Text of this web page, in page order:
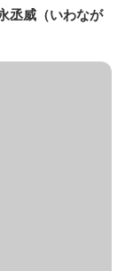
丞威（いわなが